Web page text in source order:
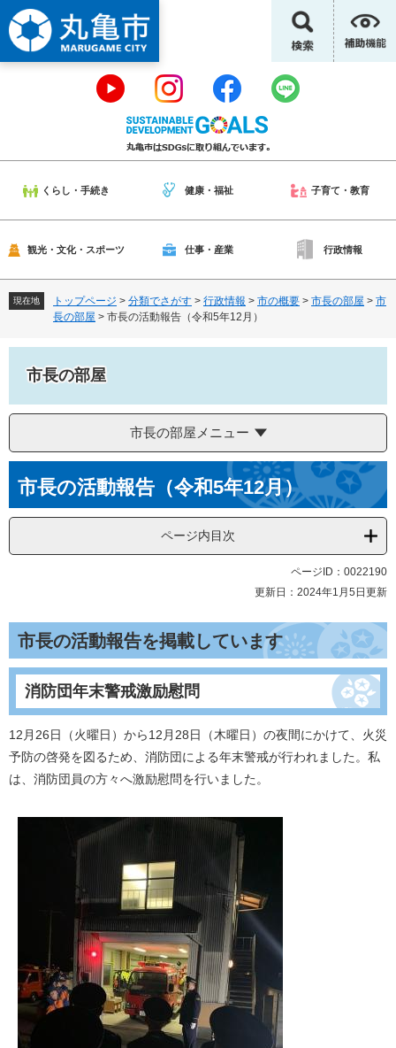
ー
ジ
の
。
ニ
ュ
ー
て
くらし・手続き 健康・福祉 子育て・教育
観光・文化・スポーツ 仕事・産業 行政情報
現在地 トップページ > 分類でさがす > 行政情報 > 市の概要 > 市長の部屋 > 市
長の部屋 > 市長の活動報告（令和5年12月）
市長の部屋
市長の部屋メニュー
文市長の活動報告（令和5年12月）
ページ内目次
ページID：0022190
更新日：2024年1月5日更新
市長の活動報告を掲載しています
消防団年末警戒激励慰問
12月26日（火曜日）から12月28日（木曜日）の夜間にかけて、火災
予防の啓発を図るため、消防団による年末警戒が行われました。私
は、消防団員の方々へ激励慰問を行いました。